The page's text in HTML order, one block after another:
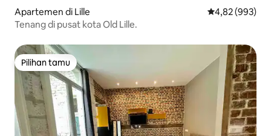
Apartemen di Lille Nilai rata-rata
4,82 (993)
Tenang di pusat kota Old Lille.
Pilihan tamu
Pilihan tamu